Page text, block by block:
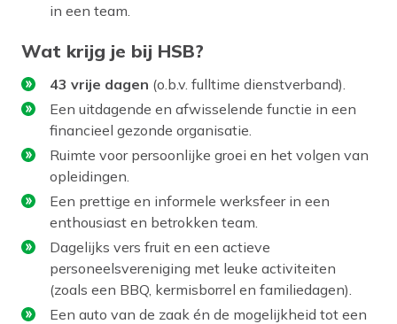
in een team.
Wat krijg je bij HSB?
43 vrije dagen (o.b.v. fulltime dienstverband).
Een uitdagende en afwisselende functie in een
financieel gezonde organisatie.
Ruimte voor persoonlijke groei en het volgen van
opleidingen.
Een prettige en informele werksfeer in een
enthousiast en betrokken team.
Dagelijks vers fruit en een actieve
personeelsvereniging met leuke activiteiten
(zoals een BBQ, kermisborrel en familiedagen).
Een auto van de zaak én de mogelijkheid tot een